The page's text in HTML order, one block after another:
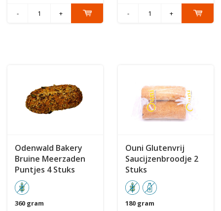
- + - +
Odenwald Bakery
Bruine Meerzaden
Puntjes 4 Stuks
360 gram
Ouni Glutenvrij
Saucijzenbroodje 2
Stuks
180 gram